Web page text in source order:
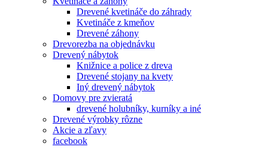
Drevené kvetináče do záhrady
Kvetináče z kmeňov
Drevené záhony
Drevorezba na objednávku
Drevený nábytok
Knižnice a police z dreva
Drevené stojany na kvety
Iný drevený nábytok
Domovy pre zvieratá
drevené holubníky, kurníky a iné
Drevené výrobky rôzne
Akcie a zľavy
facebook